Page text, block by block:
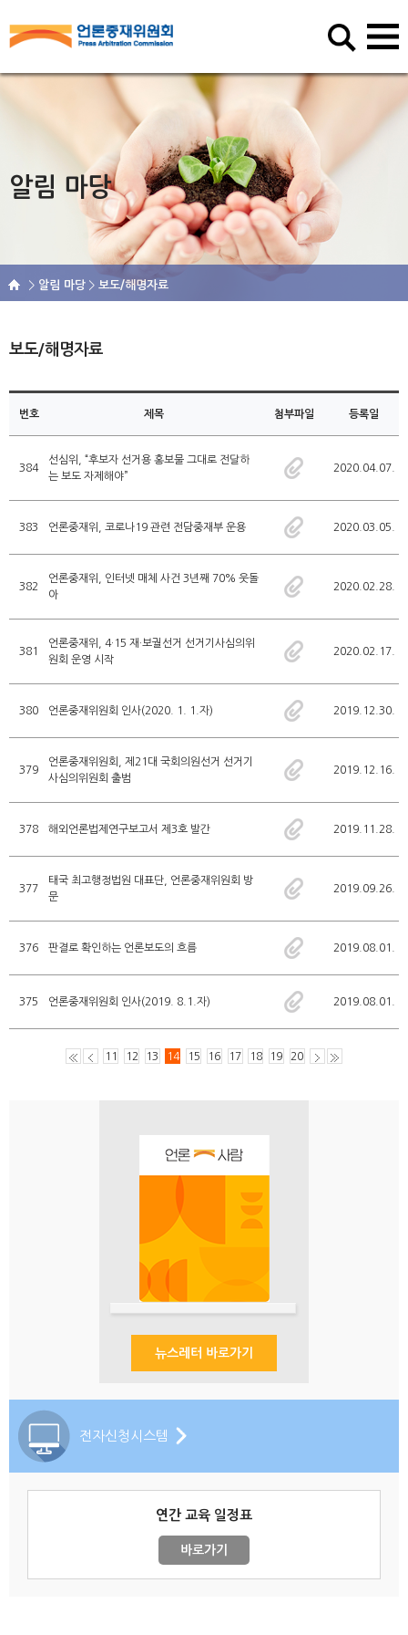
알림 마당
알림 마당 보도/해명자료
보도/해명자료
번호 제목 첨부파일 등록일
384
선심위, “후보자 선거용 홍보물 그대로 전달하
는 보도 자제해야”
2020.04.07.
383 언론중재위, 코로나19 관련 전담중재부 운용 2020.03.05.
382
언론중재위, 인터넷 매체 사건 3년째 70% 웃돌
아
2020.02.28.
381
언론중재위, 4·15 재·보궐선거 선거기사심의위
원회 운영 시작
2020.02.17.
380 언론중재위원회 인사(2020. 1. 1.자) 2019.12.30.
379
언론중재위원회, 제21대 국회의원선거 선거기
사심의위원회 출범
2019.12.16.
378 해외언론법제연구보고서 제3호 발간 2019.11.28.
377
태국 최고행정법원 대표단, 언론중재위원회 방
문
2019.09.26.
376 판결로 확인하는 언론보도의 흐름 2019.08.01.
375 언론중재위원회 인사(2019. 8.1.자) 2019.08.01.
11 12 13 14 15 16 17 18 19 20
뉴스레터 바로가기
전자신청시스템
연간 교육 일정표
바로가기